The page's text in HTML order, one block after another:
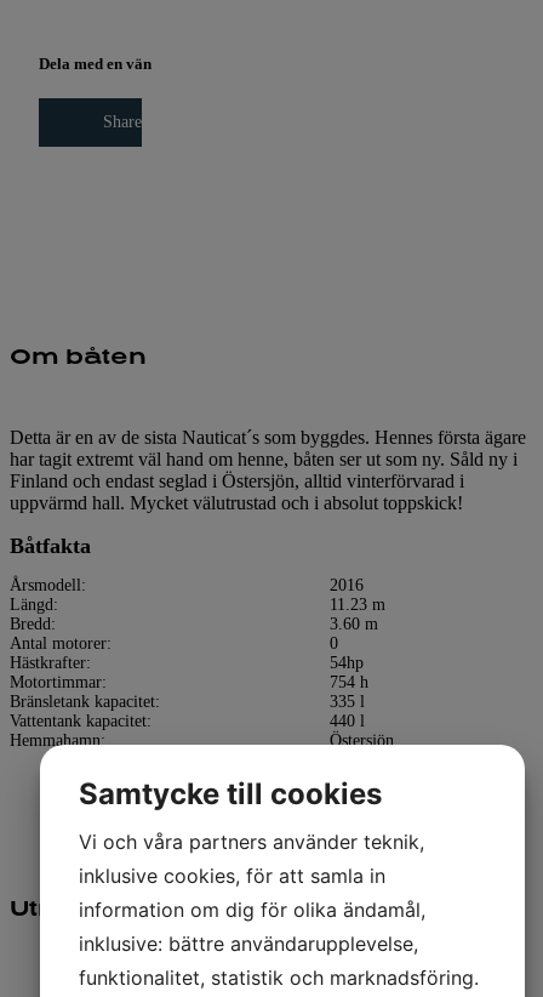
Dela med en vän
Share
Om båten
Detta är en av de sista Nauticat´s som byggdes. Hennes första ägare
har tagit extremt väl hand om henne, båten ser ut som ny. Såld ny i
Finland och endast seglad i Östersjön, alltid vinterförvarad i
uppvärmd hall. Mycket välutrustad och i absolut toppskick!
Båtfakta
Årsmodell:
2016
Längd:
11.23 m
Bredd:
3.60 m
Antal motorer:
0
Hästkrafter:
54hp
Motortimmar:
754 h
Bränsletank kapacitet:
335 l
Vattentank kapacitet:
440 l
Hemmahamn:
Östersjön
Utrustningslista
Ladda ner utrustningslista
Samtycke till cookies
Vi och våra partners använder teknik,
inklusive cookies, för att samla in
information om dig för olika ändamål,
inklusive: bättre användarupplevelse,
funktionalitet, statistik och marknadsföring.